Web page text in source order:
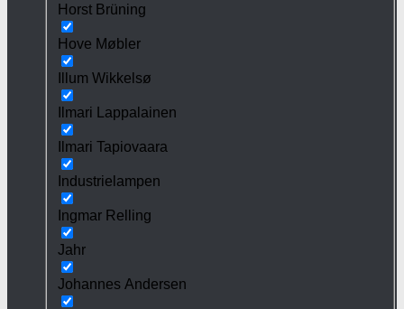
Horst Brüning
Hove Møbler
Illum Wikkelsø
Ilmari Lappalainen
Ilmari Tapiovaara
Industrielampen
Ingmar Relling
Jahr
Johannes Andersen